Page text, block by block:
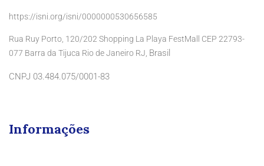
https://isni.org/isni/0000000530656585
Rua Ruy Porto, 120/202 Shopping La Playa FestMall CEP 22793-
077 Barra da Tijuca Rio de Janeiro RJ, Brasil
CNPJ 03.484.075/0001-83
Informações